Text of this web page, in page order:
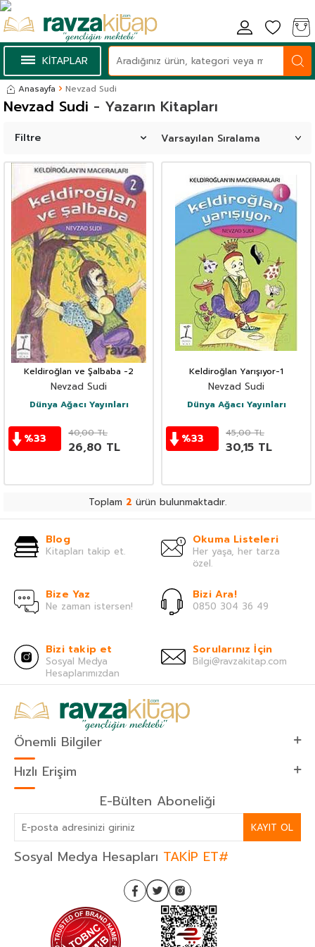
KİTAPLAR
Anasayfa Nevzad Sudi
- Yazarın Kitapları
Nevzad Sudi
Filtre
Keldiroğlan ve Şalbaba -2
Nevzad Sudi
Dünya Ağacı Yayınları
%33 40,00TL
26,80 TL
Keldiroğlan Yarışıyor-1
Nevzad Sudi
Dünya Ağacı Yayınları
%33 45,00TL
30,15 TL
Toplam 2 ürün bulunmaktadır.
Blog
Kitapları takip et.
Okuma Listeleri
Her yaşa, her tarza
özel.
Bize Yaz
Ne zaman istersen!
Bizi Ara!
0850 304 36 49
Bizi takip et
Sosyal Medya
Hesaplarımızdan
Sorularınız İçin
Bilgi@ravzakitap.com
Önemli Bilgiler
Hızlı Erişim
E-Bülten Aboneliği
KAYIT OL
Sosyal Medya Hesapları TAKİP ET#